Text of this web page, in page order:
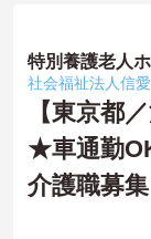
特別養護老人
社会福祉法人信
【東京都
★車通勤
介護職募集